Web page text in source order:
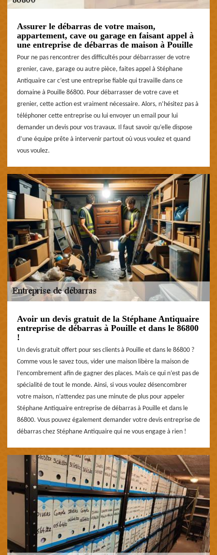
Assurer le débarras de votre maison,
appartement, cave ou garage en faisant appel à
une entreprise de débarras de maison à Pouille
Pour ne pas rencontrer des difficultés pour débarrasser de votre
grenier, cave, garage ou autre pièce, faites appel à Stéphane
Antiquaire car c’est une entreprise fiable qui travaille dans ce
domaine à Pouille 86800. Pour débarrasser de votre cave et
grenier, cette action est vraiment nécessaire. Alors, n’hésitez pas à
téléphoner cette entreprise ou lui envoyer un email pour lui
demander un devis pour vos travaux. Il faut savoir qu’elle dispose
d’une équipe prête à intervenir partout où vous voulez et quand
vous voulez.
Avoir un devis gratuit de la Stéphane Antiquaire
entreprise de débarras à Pouille et dans le 86800
!
Un devis gratuit offert pour ses clients à Pouille et dans le 86800 ?
Comme vous le savez tous, vider une maison libère la maison de
l’encombrement afin de gagner des places. Mais ce qui n’est pas de
spécialité de tout le monde. Ainsi, si vous voulez désencombrer
votre maison, n’attendez pas une minute de plus pour appeler
Stéphane Antiquaire entreprise de débarras à Pouille et dans le
86800. Vous pouvez également demander votre devis entreprise de
débarras chez Stéphane Antiquaire qui ne vous engage à rien !